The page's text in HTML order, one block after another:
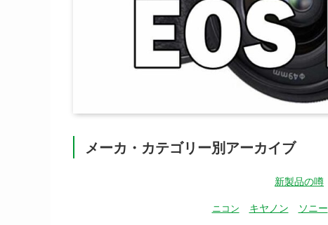
メーカ・カテゴリー別アーカイブ
新製品の噂
ニコン キヤノン ソニー